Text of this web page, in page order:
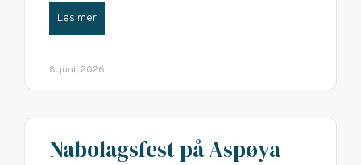
Les mer
8. juni, 2026
Nabolagsfest på Aspøya